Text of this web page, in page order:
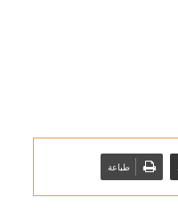
طباعة